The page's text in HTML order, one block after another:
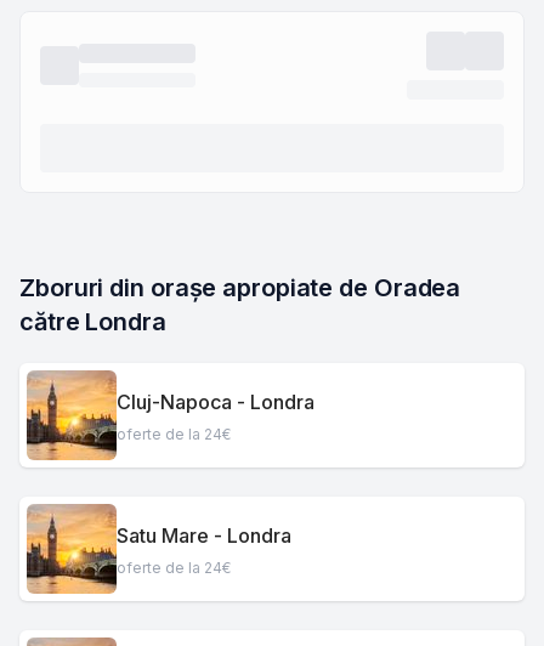
Zboruri din orașe apropiate de Oradea
către Londra
Cluj-Napoca - Londra
oferte de la 24€
Satu Mare - Londra
oferte de la 24€